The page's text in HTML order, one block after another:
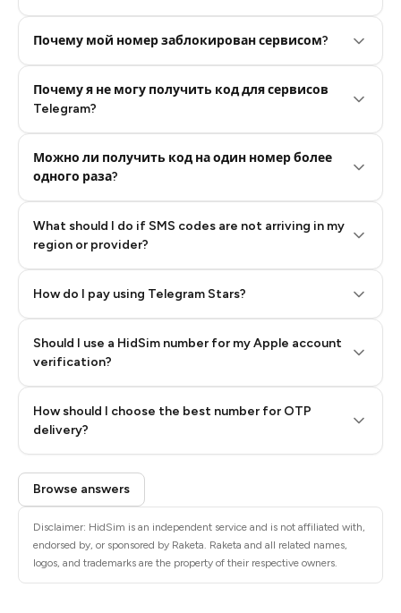
Почему мой номер заблокирован сервисом?
Почему я не могу получить код для сервисов
Telegram?
Можно ли получить код на один номер более
одного раза?
What should I do if SMS codes are not arriving in my
region or provider?
How do I pay using Telegram Stars?
Step 3: Pay our bot with Stars
Should I use a HidSim number for my Apple account
verification?
How should I choose the best number for OTP
delivery?
Quality High To Low
Price High To
Low
Browse answers
Disclaimer: HidSim is an independent service and is not affiliated with,
endorsed by, or sponsored by Raketa. Raketa and all related names,
logos, and trademarks are the property of their respective owners.